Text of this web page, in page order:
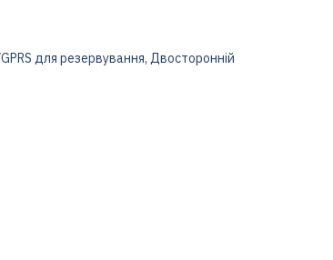
для резервування, Двосторонній